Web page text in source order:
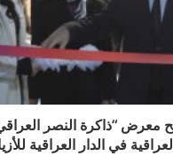
معرض “ذاكرة النصر
في الدار العراقية